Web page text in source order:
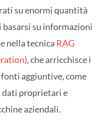
su enormi quantità
su informazioni
nella tecnica RAG
, che arricchisce i
aggiuntive, come
dati proprietari e
aziendali.